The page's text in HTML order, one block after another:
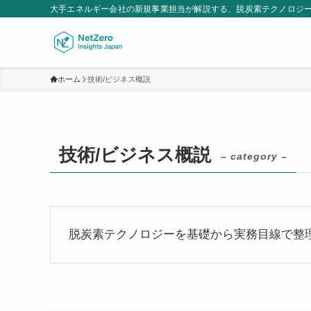
大手エネルギー会社の新規事業担当が解説する、脱炭素テクノロジ
ホーム 技術/ビジネス概説
技術/ビジネス概説 – category –
脱炭素テクノロジーを基礎から実務目線で整